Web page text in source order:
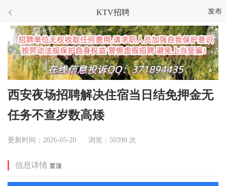
发布
KTV招聘
西安夜场招聘解决住宿当日结免押金无
任务不查岁数高矮
更新时间：2026-05-20 浏览：50390 次
信息详情 置顶